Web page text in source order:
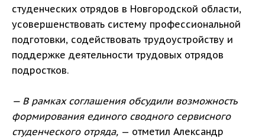
студенческих отрядов в Новгородской области,
усовершенствовать систему профессиональной
подготовки, содействовать трудоустройству и
поддержке деятельности трудовых отрядов
подростков.
— В рамках соглашения обсудили возможность
формирования единого сводного сервисного
студенческого отряда, — отметил Александр